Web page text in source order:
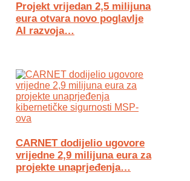
Projekt vrijedan 2,5 milijuna
eura otvara novo poglavlje
AI razvoja…
CARNET dodijelio ugovore
vrijedne 2,9 milijuna eura za
projekte unaprjeđenja…